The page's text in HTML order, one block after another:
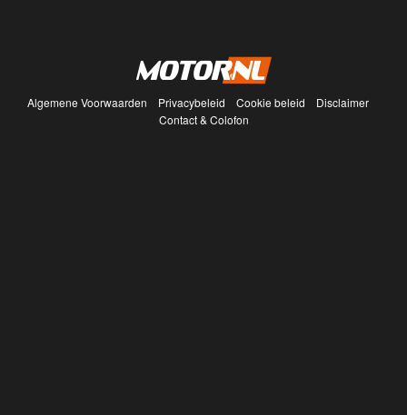
Algemene Voorwaarden Privacybeleid Cookie beleid
Disclaimer
Contact & Colofon